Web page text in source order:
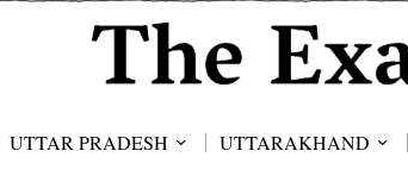
UTTAR PRADESH UTTARAKHAND